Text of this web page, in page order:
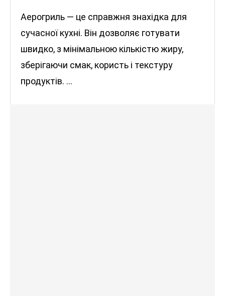
Аерогриль — це справжня знахідка для
сучасної кухні. Він дозволяє готувати
швидко, з мінімальною кількістю жиру,
зберігаючи смак, користь і текстуру
продуктів. …